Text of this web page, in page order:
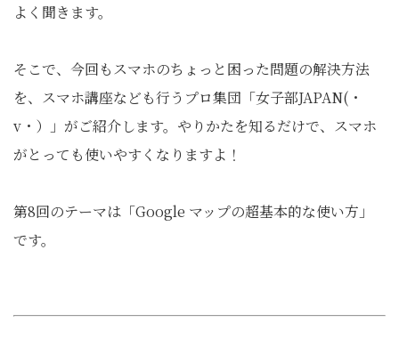
よく聞きます。
そこで、今回もスマホのちょっと困った問題の解決方法
を、スマホ講座なども行うプロ集団「女子部JAPAN(・
v・）」がご紹介します。やりかたを知るだけで、スマホ
がとっても使いやすくなりますよ！
第8回のテーマは「Google マップの超基本的な使い方」
です。